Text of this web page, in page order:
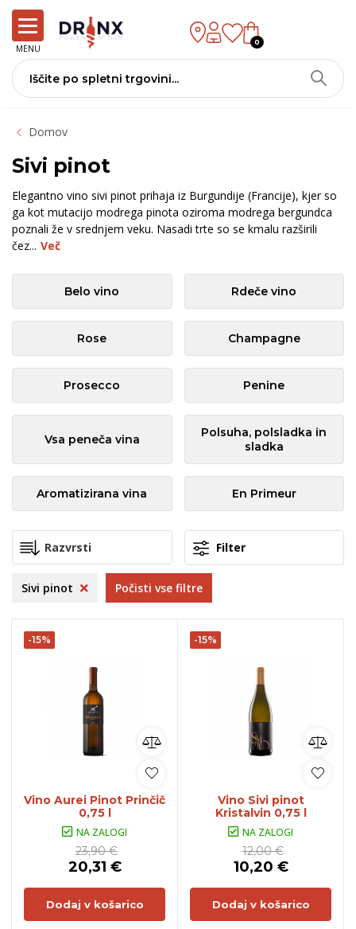
MENU
0
Domov
Sivi pinot
Elegantno vino sivi pinot prihaja iz Burgundije (Francije), kjer so
ga kot mutacijo modrega pinota oziroma modrega bergundca
poznali že v srednjem veku. Nasadi trte so se kmalu razširili
čez... Več
Belo vino Rdeče vino
Rose Champagne
Prosecco Penine
Vsa peneča vina
Polsuha, polsladka in
sladka
Aromatizirana vina En Primeur
Filter
Sivi pinot Počisti vse filtre
-15%
Vino Aurei Pinot Prinčič
0,75 l
NA ZALOGI
23,90 €
20,31 €
Dodaj v košarico
-15%
Vino Sivi pinot
Kristalvin 0,75 l
NA ZALOGI
12,00 €
10,20 €
Dodaj v košarico